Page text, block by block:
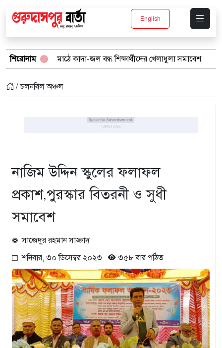
English
শিরোনাম
মাঠে কাদা-জল বন্ধ শিক্ষার্থীদের খেলাধুলা সমাবেশ বর্ষার পানিতে
/ চলনবিল অঞ্চল
নাজিম উদ্দিন স্কুলের ফলাফল
প্রকাশ,পুরস্কার বিতরনী ও সুধী
সমাবেশ
সাজেদুর রহমান সাজ্জাদ
শনিবার, ৩০ ডিসেম্বর ২০২৩
৩৫৮ বার পঠিত